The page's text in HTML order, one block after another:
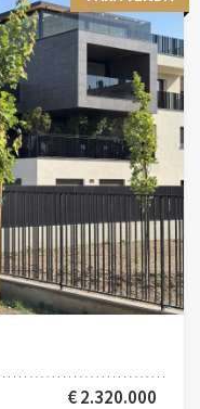
€ 2.320.000